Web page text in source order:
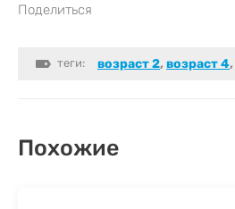
Поделиться
теги: возраст 2, возраст 4,
Похожие